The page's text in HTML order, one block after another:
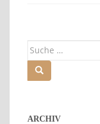
ARCHIV